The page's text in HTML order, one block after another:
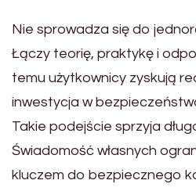
Nie sprowadza się do
Łączy teorię, praktykę i
temu użytkownicy zyskują
inwestycja w
Takie podejście sprzyja
Świadomość własnych
kluczem do bezpiecznego